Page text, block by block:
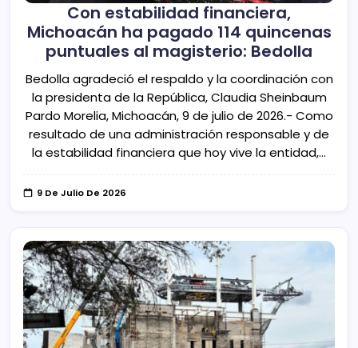
Con estabilidad financiera,
Michoacán ha pagado 114 quincenas
puntuales al magisterio: Bedolla
Bedolla agradeció el respaldo y la coordinación con
la presidenta de la República, Claudia Sheinbaum
Pardo Morelia, Michoacán, 9 de julio de 2026.- Como
resultado de una administración responsable y de
la estabilidad financiera que hoy vive la entidad,…
9 De Julio De 2026